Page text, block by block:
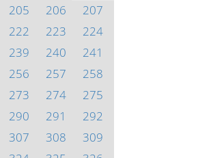
205 206
207
222 223
224
239 240
241
256 257
258
273 274
275
290 291
292
307 308
309